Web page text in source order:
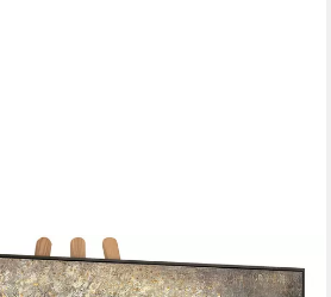
Bilder, Leinwand Bild Handgemalt